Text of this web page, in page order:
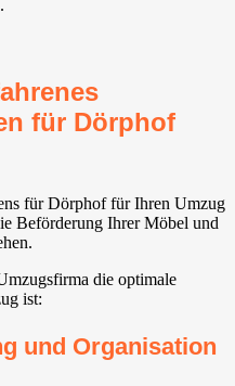
für Dörphof
für Dörphof für Ihren Umzug
Beförderung Ihrer Möbel und
die optimale
ist:
und Organisation